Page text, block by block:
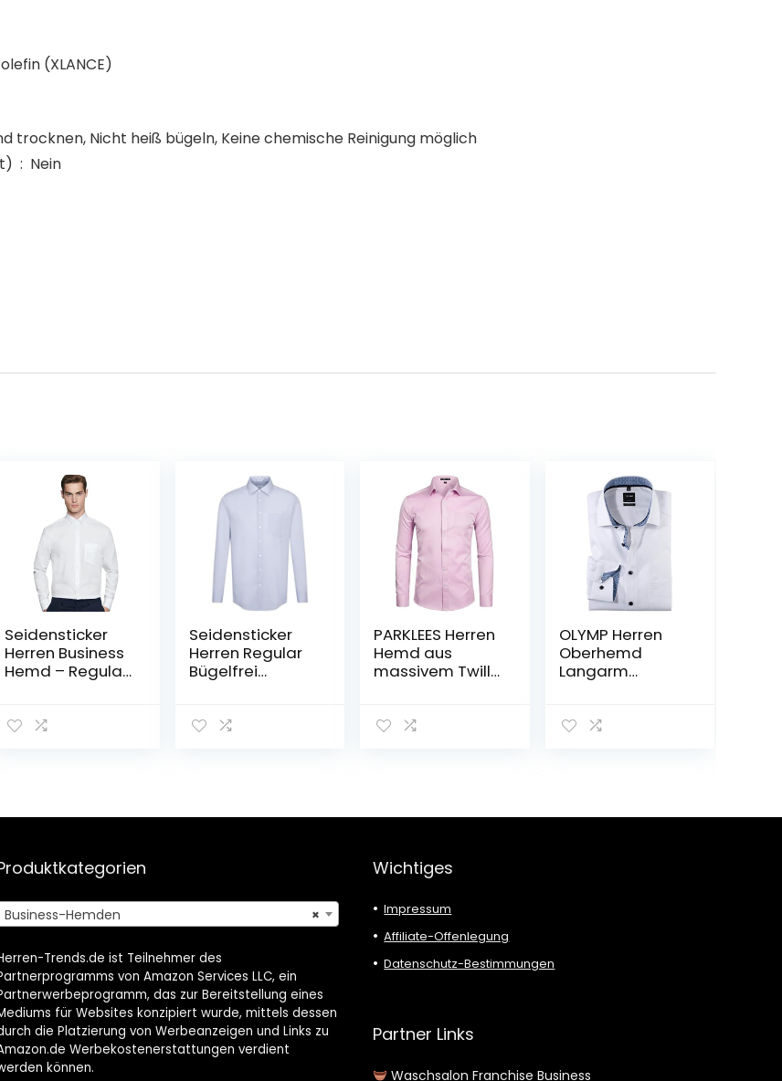
(XLANCE)
trocknen, Nicht heiß bügeln, Keine chemische Reinigung möglich
Auslaufartikel (Produktion durch Hersteller eingestellt) ‏ : ‎ Nein
Seidensticker
Herren Business
Hemd – Regular
Langarm – 100%
Seidensticker
Herren Regular
Bügelfrei
PARKLEES Herren
Hemd aus
massivem Twill,
schmale
OLYMP Herren
Oberhemd
Langarm
×
Business-Hemden
Trends.de ist Teilnehmer des
von Amazon Services LLC, ein
das zur Bereitstellung eines
für Websites konzipiert wurde, mittels dessen
die Platzierung von Werbeanzeigen und Links zu
Werbekostenerstattungen verdient
können.
Wichtiges
Impressum
Affiliate-Offenlegung
Datenschutz-Bestimmungen
Partner Links
Waschsalon Franchise Business